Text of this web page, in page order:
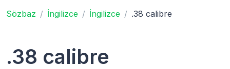
Sözbaz İngilizce İngilizce .38 calibre
.38 calibre